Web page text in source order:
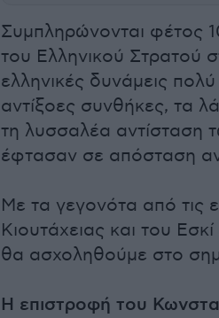
Συμπληρώνονται φέτος
του Ελληνικού Στρατού
ελληνικές δυνάμεις
αντίξοες συνθήκες, τα
τη λυσσαλέα αντίσταση
έφτασαν σε απόσταση
Με τα γεγονότα από τις
Κιουτάχειας και του
θα ασχοληθούμε στο
Η επιστροφή του